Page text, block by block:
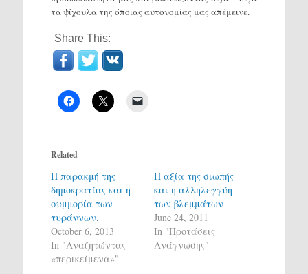
τα ψίχουλα της όποιας αυτονομίας μας απέμεινε.
Share This:
Related
Η παρακμή της
δημοκρατίας και η
συμμορία των
τυράννων.
October 6, 2013
In "Αναζητώντας
«περικείμενα»"
Η αξία της σιωπής
και η αλληλεγγύη
των βλεμμάτων
June 24, 2011
In "Προτάσεις
Ανάγνωσης"